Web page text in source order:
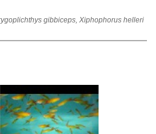
gibbiceps, Xiphophorus helleri